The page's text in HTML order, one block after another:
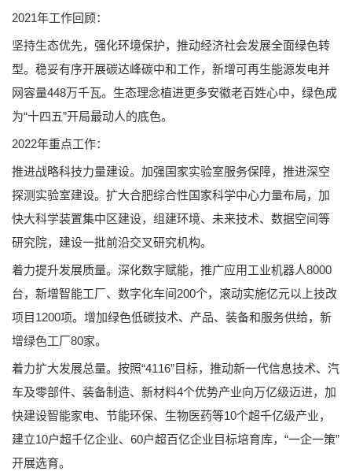
2021年工作回顾：
坚持生态优先，强化环境保护，推动经济社会发展全面绿色转
型。稳妥有序开展碳达峰碳中和工作，新增可再生能源发电并
网容量448万千瓦。生态理念植进更多安徽老百姓心中，绿色成
为“十四五”开局最动人的底色。
2022年重点工作：
推进战略科技力量建设。加强国家实验室服务保障，推进深空
探测实验室建设。扩大合肥综合性国家科学中心力量布局，加
快大科学装置集中区建设，组建环境、未来技术、数据空间等
研究院，建设一批前沿交叉研究机构。
着力提升发展质量。深化数字赋能，推广应用工业机器人8000
台，新增智能工厂、数字化车间200个，滚动实施亿元以上技改
项目1200项。增加绿色低碳技术、产品、装备和服务供给，新
增绿色工厂80家。
着力扩大发展总量。按照“4116”目标，推动新一代信息技术、汽
车及零部件、装备制造、新材料4个优势产业向万亿级迈进，加
快建设智能家电、节能环保、生物医药等10个超千亿级产业，
建立10户超千亿企业、60户超百亿企业目标培育库，“一企一策”
开展选育。